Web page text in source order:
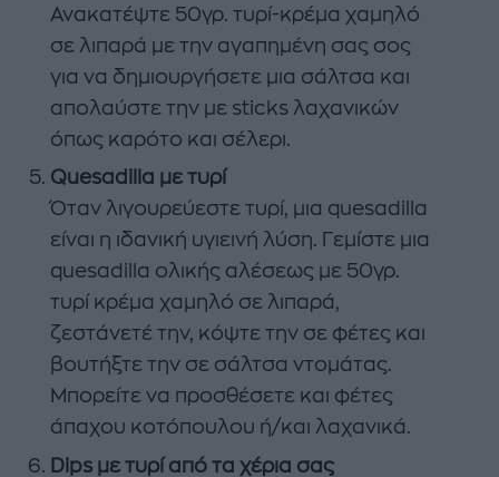
Ανακατέψτε 50γρ. τυρί-κρέμα χαμηλό
σε λιπαρά με την αγαπημένη σας σος
για να δημιουργήσετε μια σάλτσα και
απολαύστε την με sticks λαχανικών
όπως καρότο και σέλερι.
Quesadilla με τυρί
Όταν λιγουρεύεστε τυρί, μια quesadilla
είναι η ιδανική υγιεινή λύση. Γεμίστε μια
quesadilla ολικής αλέσεως με 50γρ.
τυρί κρέμα χαμηλό σε λιπαρά,
ζεστάνετέ την, κόψτε την σε φέτες και
βουτήξτε την σε σάλτσα ντομάτας.
Μπορείτε να προσθέσετε και φέτες
άπαχου κοτόπουλου ή/και λαχανικά.
Dips με τυρί από τα χέρια σας